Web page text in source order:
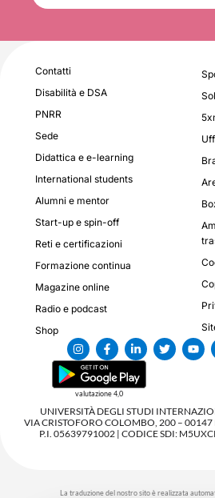
Contatti
Disabilità e DSA
PNRR
Sede
Didattica e e-learning
International students
Alumni e mentor
Start-up e spin-off
Reti e certificazioni
Formazione continua
Magazine online
Radio e podcast
Shop
valutazione 4,0
UNIVERSITÀ DEGLI STUDI
VIA CRISTOFORO COLOMBO, 200 –
P.I. 05639791002 | CODICE SDI:
La traduzione del nostro sito è realizzata